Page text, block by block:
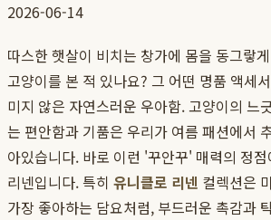
2026-06-14
따스한 햇살이 비치는 창가에 몸을 동그랗
고양이를 본 적 있나요? 그 어떤 명품 액세
미지 않은 자연스러운 우아함. 고양이의 느
는 편안함과 기품은 우리가 여름 패션에서
아있습니다. 바로 이런 '꾸안꾸' 매력의 정
리넨입니다. 특히 유니클로 리넨 컬렉션은
가장 좋아하는 담요처럼, 부드러운 촉감과